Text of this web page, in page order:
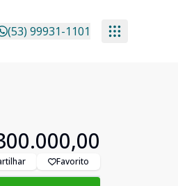
(53) 99931-1101
Favorito